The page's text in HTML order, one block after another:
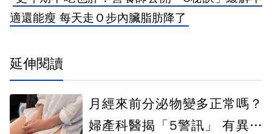
適還能瘦 每天走Ｏ步內臟脂肪降了
延伸閱讀
月經來前分泌物變多正常嗎？
婦產科醫揭「5警訊」 有異味